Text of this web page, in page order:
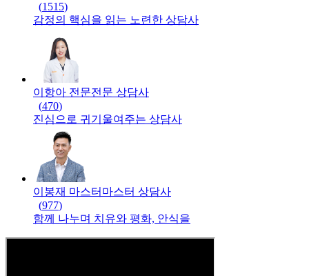
(1515)
감정의 핵심을 읽는 노련한 상담사
이항아 전문전문 상담사
(470)
진심으로 귀기울여주는 상담사
이봉재 마스터 마스터 상담사
(977)
함께 나누며 치유와 평화, 안식을